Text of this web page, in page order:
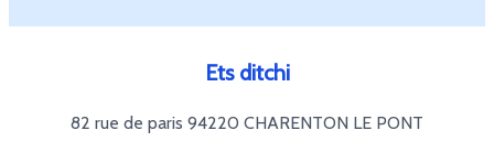
Ets ditchi
82 rue de paris 94220 CHARENTON LE PONT